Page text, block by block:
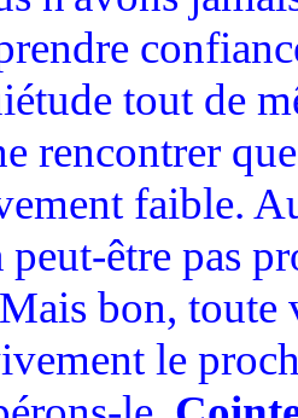
tout de
rencontrer
faible.
être pas
bon, toute
le